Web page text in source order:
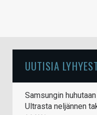
UUTISIA
Samsungin
Ultrasta neljännen